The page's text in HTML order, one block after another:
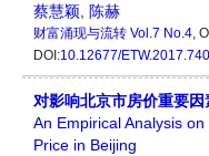
蔡慧颖
陈赫
财富涌现与流转 Vol.7 No.4,
DOI:10.12677/
对影响北京市房价重要
An Empirical Analysis
Price in Beijing